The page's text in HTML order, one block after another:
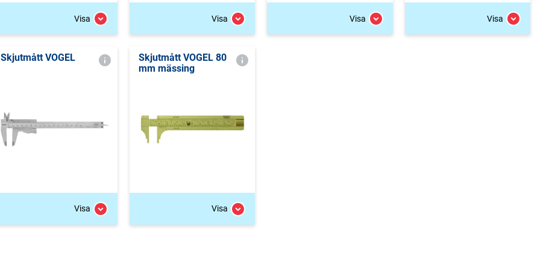
Visa Visa Visa Visa
Skjutmått VOGEL
Visa
Skjutmått VOGEL 80
mm mässing
Visa